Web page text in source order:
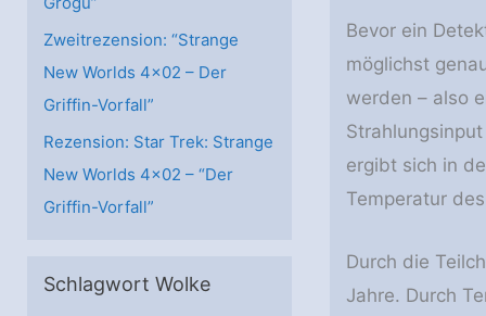
Zweitrezension: “Strange
New Worlds 4×02 – Der
Griffin-Vorfall”
Rezension: Star Trek: Strange
New Worlds 4×02 – “Der
Griffin-Vorfall”
Schlagwort Wolke
Bevor ein
möglichst
werden – also
ergibt sich in
Temperatur
Durch die
Jahre. Durch